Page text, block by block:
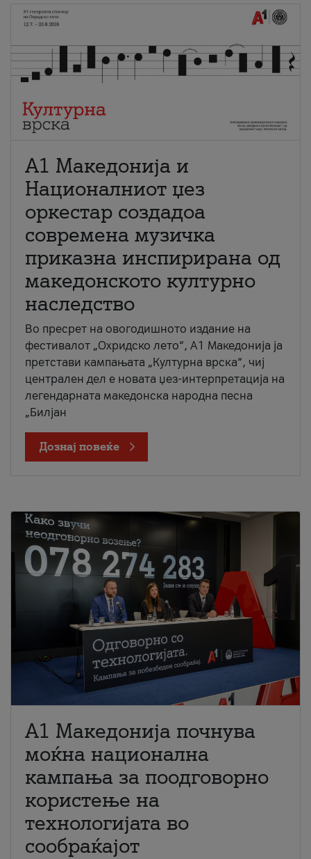
А1 Македонија и
Националниот џез
оркестар создадоа
современа музичка
приказна инспирирана од
македонското културно
наследство
Во пресрет на овогодишното издание на
фестивалот „Охридско лето“, А1 Македонија ја
претстави кампањата „Културна врска“, чиј
централен дел е новата џез-интерпретација на
легендарната македонска народна песна
„Билјан
Дознај повеќе
A1 Македонија почнува
моќна национална
кампања за поодговорно
користење на
технологијата во
сообраќајот